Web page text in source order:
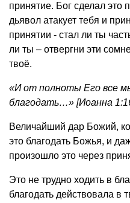
принятие. Бог сделал
дьявол атакует тебя и
принятии - стал ли ты
ли ты – отвергни эти
твоё.
«И от полноты Его все
благодать…» [Иоанна
Величайший дар Божий,
это благодать Божья, и
произошло это через
Это не трудно ходить в
благодать действовала в